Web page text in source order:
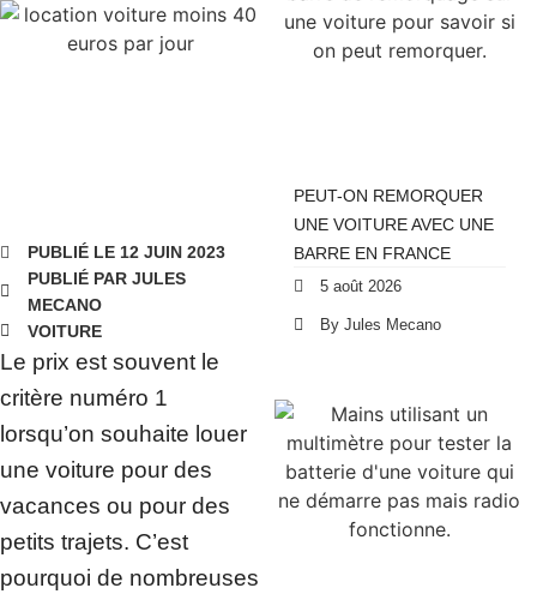
PUBLIÉ LE 12 JUIN 2023
PUBLIÉ PAR JULES
MECANO
VOITURE
Le prix est souvent le
critère numéro 1
lorsqu’on souhaite louer
une voiture pour des
vacances ou pour des
petits trajets. C’est
pourquoi de nombreuses
PEUT-ON REMORQUER
UNE VOITURE AVEC UNE
BARRE EN FRANCE
5 août 2026
By Jules Mecano